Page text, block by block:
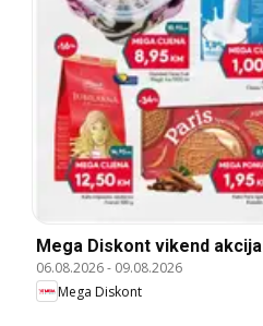
Mega Diskont vikend akcija
06.08.2026- 09.08.2026
Mega Diskont